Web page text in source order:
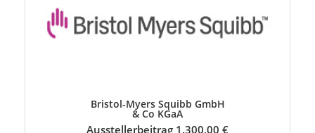
Bristol-Myers Squibb GmbH
& Co KGaA
Ausstellerbeitrag 1.300,00 €